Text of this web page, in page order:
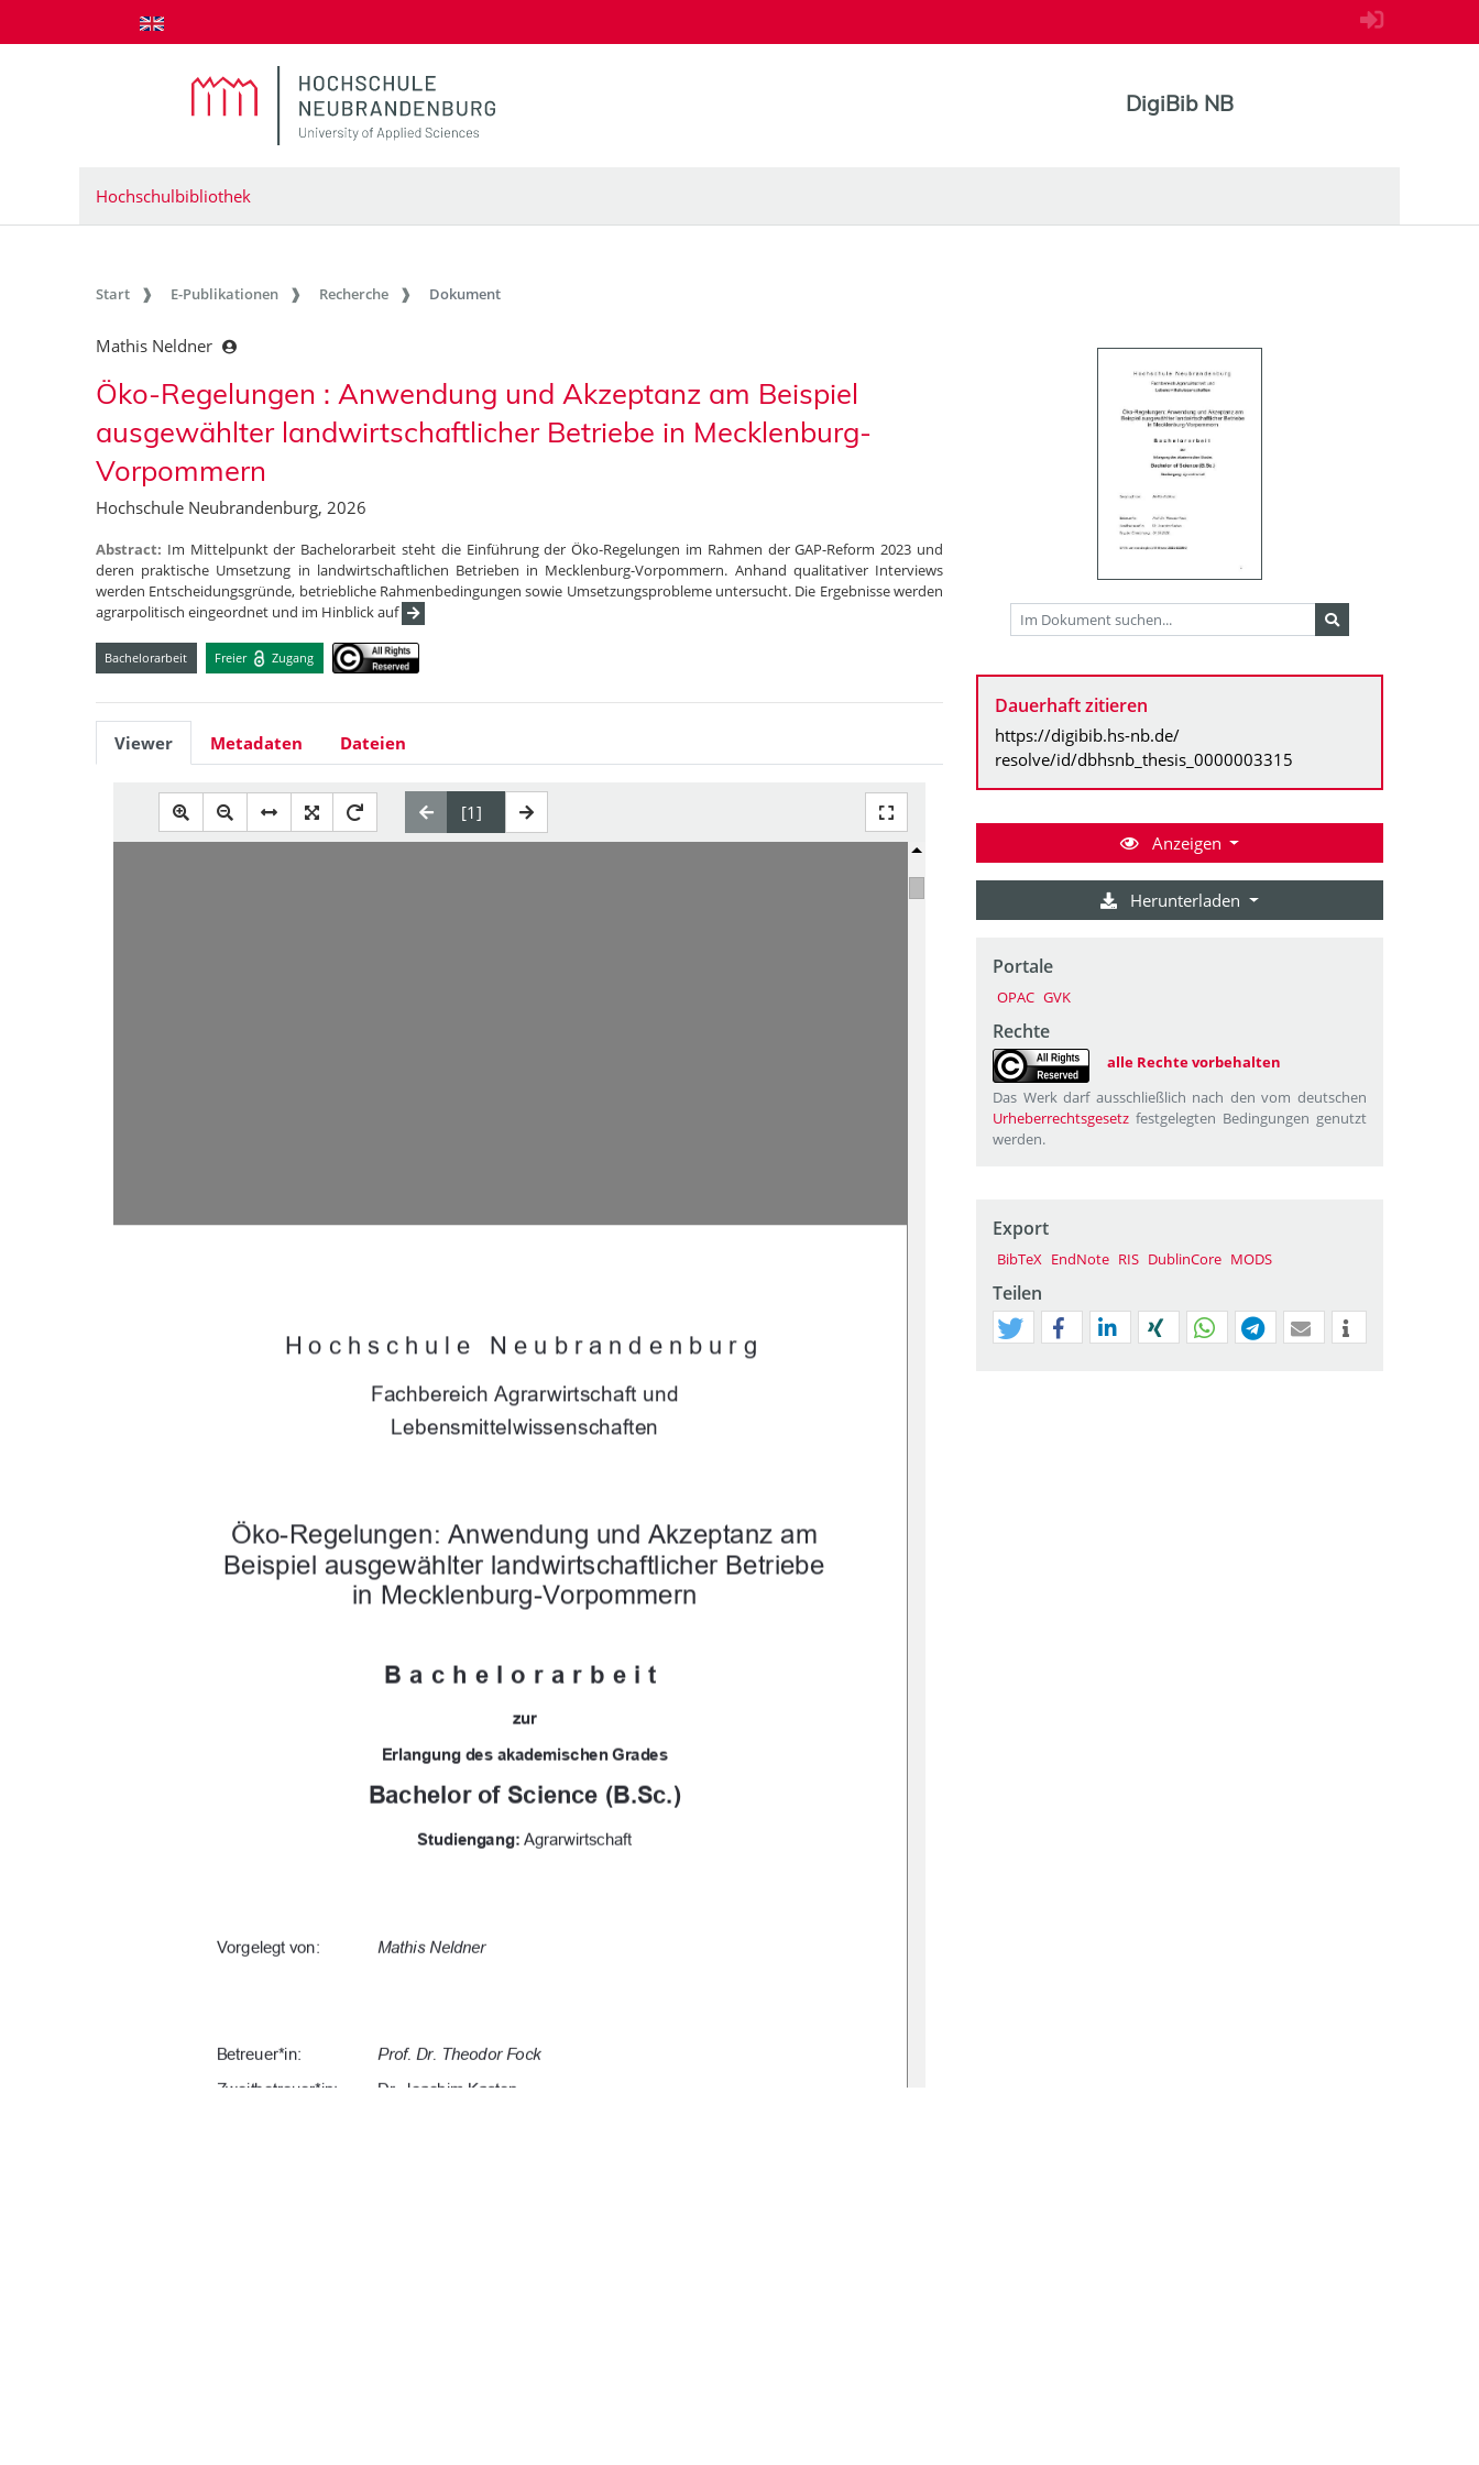
zum Inhalt springen
DigiBib NB
Hochschulbibliothek
Start E-Publikationen Recherche Dokument
Mathis Neldner
Öko-Regelungen : Anwendung und Akzeptanz am Beispiel
ausgewählter landwirtschaftlicher Betriebe in Mecklenburg-
Vorpommern
Hochschule Neubrandenburg, 2026
Abstract: Im Mittelpunkt der Bachelorarbeit steht die Einführung der Öko-Regelungen im Rahmen der GAP-Reform 2023 und
deren praktische Umsetzung in landwirtschaftlichen Betrieben in Mecklenburg-Vorpommern. Anhand qualitativer Interviews
werden Entscheidungsgründe, betriebliche Rahmenbedingungen sowie Umsetzungsprobleme untersucht. Die Ergebnisse werden
agrarpolitisch eingeordnet und im Hinblick auf
Bachelorarbeit Freier Zugang
Viewer Metadaten Dateien
Hochschule Neubrandenburg
Fachbereich Agrarwirtschaft und
Lebensmittelwissenschaften
Öko-Regelungen: Anwendung und Akzeptanz am
Beispiel ausgewählter landwirtschaftlicher Betriebe
in Mecklenburg-Vorpommern
Bachelorarbeit
zur
Erlangung des akademischen Grades
Bachelor of Science (B.Sc.)
Studiengang: Agrarwirtschaft
Vorgelegt von: Mathis Neldner
Betreuer*in: Prof. Dr. Theodor Fock
Zweitbetreuer*in: Dr. Joachim Kasten
Dauerhaft zitieren
https://digibib.hs-nb.de/
resolve/id/dbhsnb_thesis_0000003315
Anzeigen
Herunterladen
Portale
OPAC GVK
Rechte
alle Rechte vorbehalten
Das Werk darf ausschließlich nach den vom deutschen
Urheberrechtsgesetz festgelegten Bedingungen genutzt
werden.
Export
BibTeX EndNote RIS DublinCore MODS
Teilen